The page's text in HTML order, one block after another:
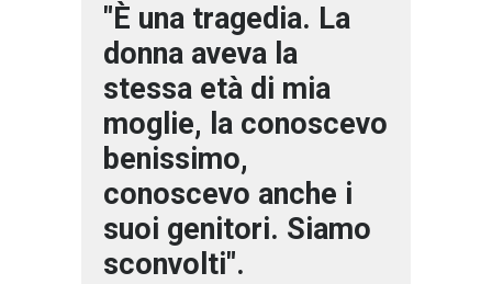
"È una tragedia. La
donna aveva la
stessa età di mia
moglie, la conoscevo
benissimo,
conoscevo anche i
suoi genitori. Siamo
sconvolti".